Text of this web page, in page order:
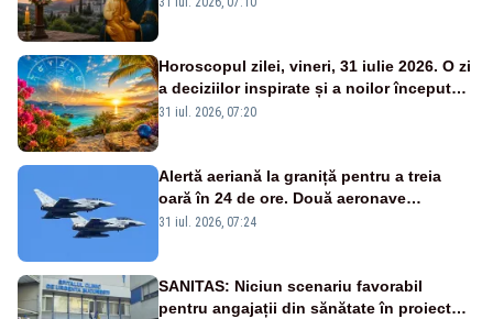
Horoscopul zilei, vineri, 31 iulie 2026. O zi
a deciziilor inspirate și a noilor începuturi.
Vezi zodiile vizate
31 iul. 2026, 07:20
Alertă aeriană la graniță pentru a treia
oară în 24 de ore. Două aeronave
Eurofighter britanice au fost ridicate de la
31 iul. 2026, 07:24
SANITAS: Niciun scenariu favorabil
pentru angajații din sănătate în proiectul